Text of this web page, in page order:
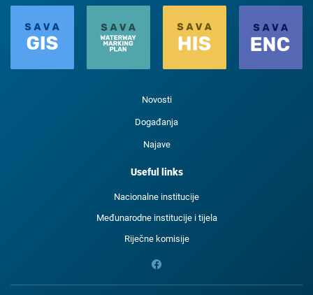
Novosti
Događanja
Najave
Useful links
Nacionalne institucije
Međunarodne institucije i tijela
Riječne komisije